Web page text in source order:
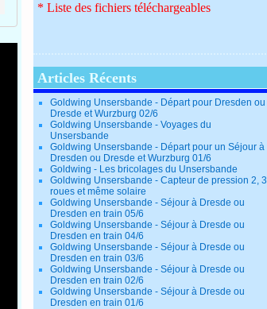
* Liste des fichiers téléchargeables
Articles Récents
Goldwing Unsersbande - Départ pour Dresden ou
Dresde et Wurzburg 02/6
Goldwing Unsersbande - Voyages du
Unsersbande
Goldwing Unsersbande - Départ pour un Séjour à
Dresden ou Dresde et Wurzburg 01/6
Goldwing - Les bricolages du Unsersbande
Goldwing Unsersbande - Capteur de pression 2, 3
roues et même solaire
Goldwing Unsersbande - Séjour à Dresde ou
Dresden en train 05/6
Goldwing Unsersbande - Séjour à Dresde ou
Dresden en train 04/6
Goldwing Unsersbande - Séjour à Dresde ou
Dresden en train 03/6
Goldwing Unsersbande - Séjour à Dresde ou
Dresden en train 02/6
Goldwing Unsersbande - Séjour à Dresde ou
Dresden en train 01/6